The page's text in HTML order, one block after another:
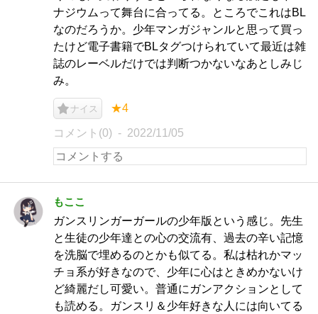
ナジウムって舞台に合ってる。ところでこれはBL
なのだろうか。少年マンガジャンルと思って買っ
たけど電子書籍でBLタグつけられていて最近は雑
誌のレーベルだけでは判断つかないなあとしみじ
み。
ナイス ★4
コメント(0) 2022/11/05
もここ
ガンスリンガーガールの少年版という感じ。先生
と生徒の少年達との心の交流有、過去の辛い記憶
を洗脳で埋めるのとかも似てる。私は枯れかマッ
チョ系が好きなので、少年に心はときめかないけ
ど綺麗だし可愛い。普通にガンアクションとして
も読める。ガンスリ＆少年好きな人には向いてる